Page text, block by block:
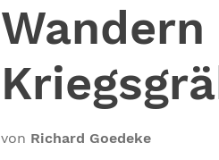
von Richard Goedeke